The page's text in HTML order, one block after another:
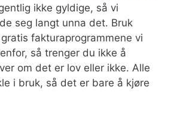
ikke gyldige, så vi
seg langt unna det. Bruk
fakturaprogrammene vi
så trenger du ikke å
om det er lov eller ikke. Alle
i bruk, så det er bare å kjøre